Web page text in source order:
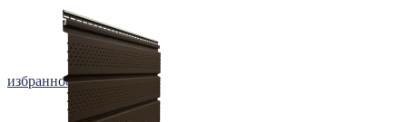
избранное сравнить